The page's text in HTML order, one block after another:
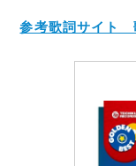
参考歌詞サイト